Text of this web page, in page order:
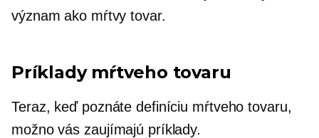
význam ako mŕtvy tovar.
Príklady mŕtveho tovaru
Teraz, keď poznáte definíciu mŕtveho tovaru,
možno vás zaujímajú príklady.